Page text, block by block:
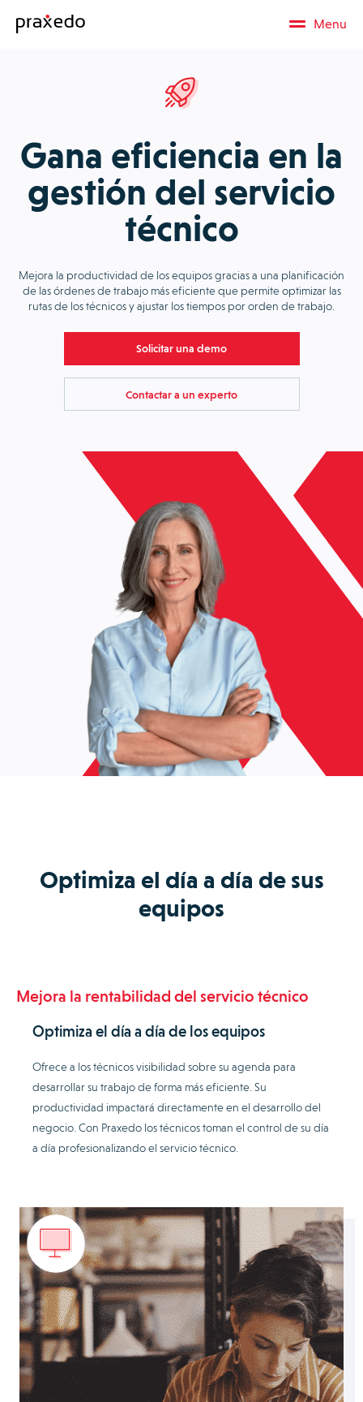
Menu
Gana eficiencia en la
gestión del servicio
técnico
Mejora la productividad de los equipos gracias a una planificación
de las órdenes de trabajo más eficiente que permite optimizar las
rutas de los técnicos y ajustar los tiempos por orden de trabajo.
Solicitar una demo
Contactar a un experto
Optimiza el día a día de sus
equipos
Mejora la rentabilidad del servicio técnico
Optimiza el día a día de los equipos
Ofrece a los técnicos visibilidad sobre su agenda para
desarrollar su trabajo de forma más eficiente. Su
productividad impactará directamente en el desarrollo del
negocio. Con Praxedo los técnicos toman el control de su día
a día profesionalizando el servicio técnico.